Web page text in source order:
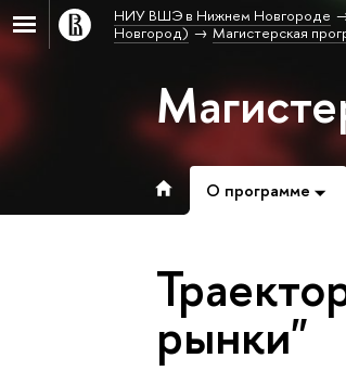
НИУ ВШЭ в Нижнем Новгороде
Новгород)
Магистерская
О программе
рынки"